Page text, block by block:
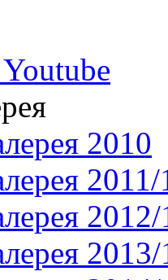
2010
2011/